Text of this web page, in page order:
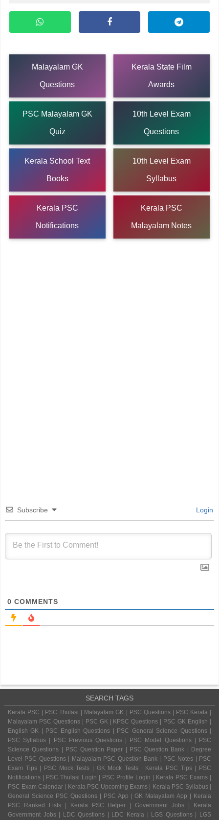
Malayalam GK
Questions
Kerala State Film
Awards
PSC Malayalam GK
Quiz
10th Level Exam
Questions
Kerala School Text
Books
10th Level Exam
Syllabus
Kerala PSC
Notifications
Kerala PSC
Malayalam Notes
Subscribe Login
0 COMMENTS
SEARCH TAGS
Kerala PSC | PSC Thulasi | Malayalam GK | PSC Questions | PSC Kerala |
Malayalam PSC Questions | PSC GK | KPSC Questions | PSC GK English |
English GK | PSC English Questions | PSC General Science Questions |
PSC Syllabus | PSC Previous Questions | PSC Model Questions | PSC
Science Questions | PSC Question Paper | PSC Question Bank | Degree
Level PSC Questions | Malayalam PSC Question Bank | PSC Notes | PSC
Exam Tips | PSC Mock Tests | GK Mock Tests | Kerala PSC Tips | PSC
Notifications | PSC Thulasi Login | PSC Profile Login | Kerala PSC Exams |
PSC Exam Calendar | Kerala PSC Upcoming Exams | Kerala PSC Syllabus |
General Science PSC Questions | PSC App | GK Malayalam App | Kerala
PSC Ranked Lists | Kerala PSC Helper | Government Jobs | Kerala
Government Jobs | LDC Questions | LDC Kerala | LGS Questions | LGS